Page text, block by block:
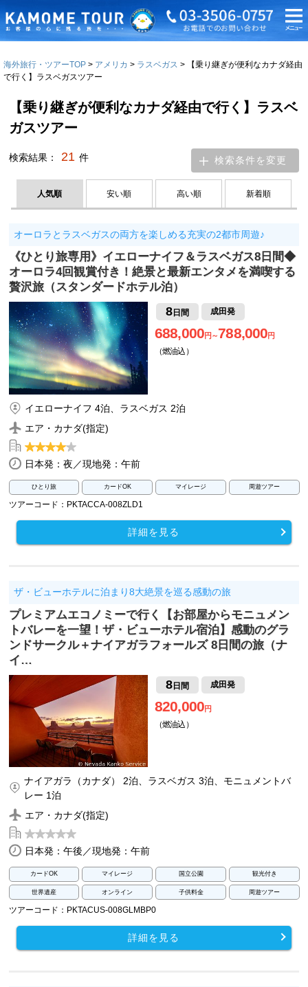
海外旅行・ツアーTOP アメリカ ラスベガス
【乗り継ぎが便利なカナダ経由
で行く】ラスベガスツアー
【乗り継ぎが便利なカナダ経由で行く】ラスベ
ガスツアー
検索結果： 21 件 検索条件を変更
人気順 安い順 高い順 新着順
オーロラとラスベガスの両方を楽しめる充実の2都市周遊♪
《ひとり旅専用》イエローナイフ＆ラスベガス8日間◆
オーロラ4回観賞付き！絶景と最新エンタメを満喫する
贅沢旅（スタンダードホテル泊）
8日間 成田発
688,000円～788,000円
（燃油込）
イエローナイフ 4泊、ラスベガス 2泊
エア・カナダ(指定)
日本発：夜／現地発：午前
ひとり旅 カードOK マイレージ 周遊ツアー
ツアーコード：PKTACCA-008ZLD1
詳細を見る
ザ・ビューホテルに泊まり8大絶景を巡る感動の旅
プレミアムエコノミーで行く【お部屋からモニュメン
トバレーを一望！ザ・ビューホテル宿泊】感動のグラ
ンドサークル＋ナイアガラフォールズ 8日間の旅（ナ
イ…
8日間 成田発
820,000円
（燃油込）
ナイアガラ（カナダ） 2泊、ラスベガス 3泊、モニュメントバ
レー 1泊
エア・カナダ(指定)
日本発：午後／現地発：午前
カードOK マイレージ 国立公園 観光付き
世界遺産 オンライン 子供料金 周遊ツアー
ツアーコード：PKTACUS-008GLMBP0
詳細を見る